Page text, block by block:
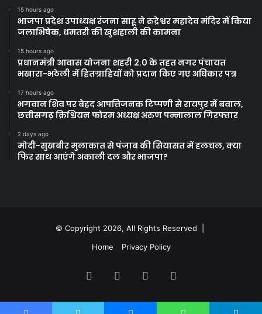
15 hours ago
भाजपा प्रदेश उपाध्यक्ष रंजना साहू ने रुद्रेश्वर महादेव मंदिर में किया
जलाभिषेक, धमतरी की खुशहाली की कामना
15 hours ago
प्रधानमंत्री आवास योजना शहरी 2.0 के तहत नगर पंचायत
भखारा-भठेली में हितग्राहियों को प्रदान किए गए अधिकार पत्र
17 hours ago
भगवान शिव पर बेहद आपत्तिजनक टिप्पणी से रायपुर में बवाल,
छत्तीसगढ़ क्रिश्चियन फोरम अध्यक्ष अरुण पन्नालाल गिरफ्तार
2 days ago
मोदी-सुखबीर मुलाकात से पंजाब की सियासत में हलचल, क्या
फिर साथ आएंगे अकाली दल और भाजपा?
© Copyright 2026, All Rights Reserved |
Home
Privacy Policy
FacebookTwitter YouTube